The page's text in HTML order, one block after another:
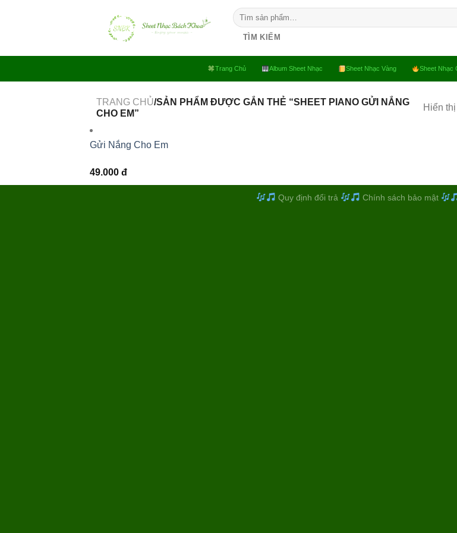
Tìm
kiếm:
TÌM KIẾM
Trang Chủ Album Sheet Nhạc Sheet Nhạc Vàng Sheet Nhạc
TRANG CHỦ/SẢN PHẨM ĐƯỢC GẮN THẺ “SHEET PIANO GỬI NẮNG
CHO EM”
Hiển
Gửi Nắng Cho Em
49.000 đ
Quy định đổi trả Chính sách bảo mật